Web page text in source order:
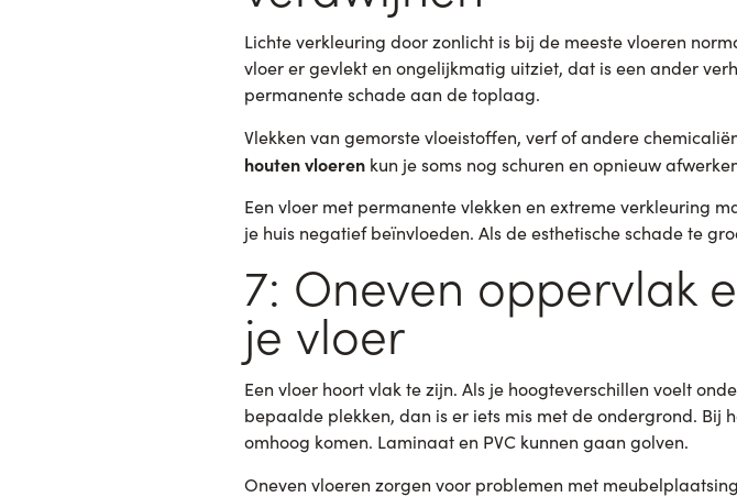
Lichte verkleuring door zonlicht is bij de meeste vloeren
vloer er gevlekt en ongelijkmatig uitziet, dat is een ander
permanente schade aan de toplaag.
Vlekken van gemorste vloeistoffen, verf of andere
houten vloeren kun je soms nog schuren en opnieuw
Een vloer met permanente vlekken en extreme verkleuring
je huis negatief beïnvloeden. Als de esthetische schade te
7: Oneven oppervlak
je vloer
Een vloer hoort vlak te zijn. Als je hoogteverschillen voelt
bepaalde plekken, dan is er iets mis met de ondergrond. Bij
omhoog komen. Laminaat en PVC kunnen gaan golven.
Oneven vloeren zorgen voor problemen met